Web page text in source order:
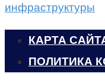
инфраструктуры
КАРТА
ПОЛИТИКА